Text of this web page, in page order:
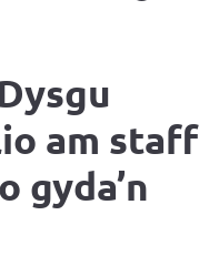
am staff
gyda’n